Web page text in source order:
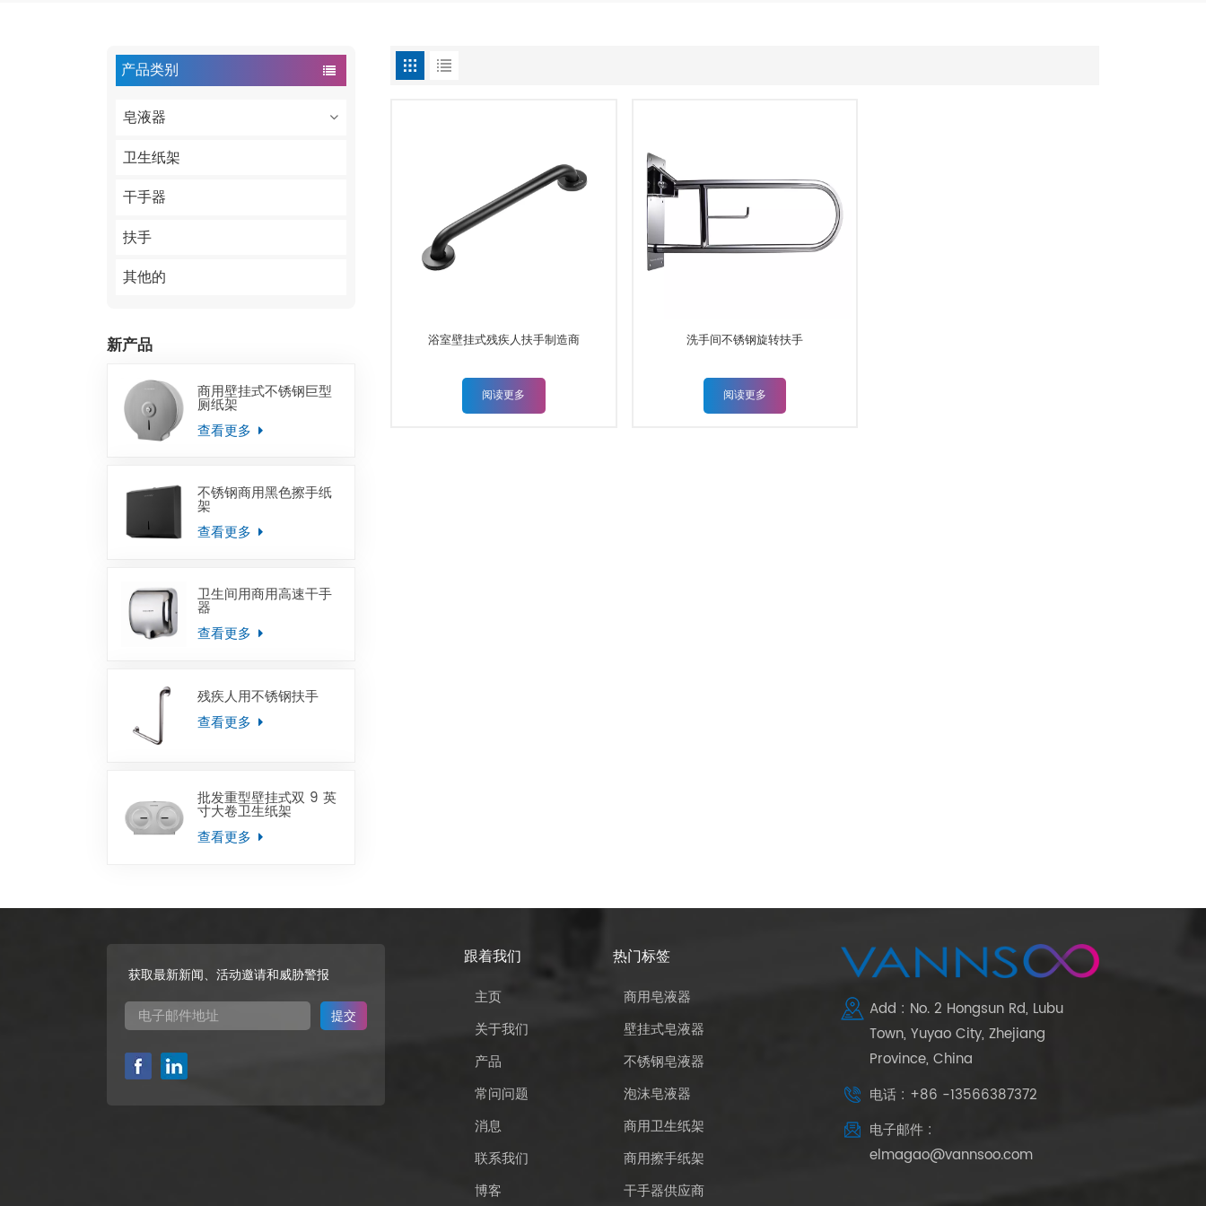
产品类别
皂液器
卫生纸架
干手器
扶手
其他的
新产品
商用壁挂式不锈钢巨型
厕纸架
查看更多
不锈钢商用黑色擦手纸
架
查看更多
卫生间用商用高速干手
器
查看更多
残疾人用不锈钢扶手
查看更多
批发重型壁挂式双 9 英
寸大卷卫生纸架
查看更多
浴室壁挂式残疾人扶手制造商
阅读更多
洗手间不锈钢旋转扶手
阅读更多
获取最新新闻、活动邀请和威胁警报
跟着我们
主页
关于我们
产品
常问问题
消息
联系我们
博客
热门标签
商用皂液器
壁挂式皂液器
不锈钢皂液器
泡沫皂液器
商用卫生纸架
商用擦手纸架
干手器供应商
Add : No. 2 Hongsun Rd, Lubu
Town, Yuyao City, Zhejiang
Province, China
电话 : +86 -13566387372
电子邮件 :
elmagao@vannsoo.com